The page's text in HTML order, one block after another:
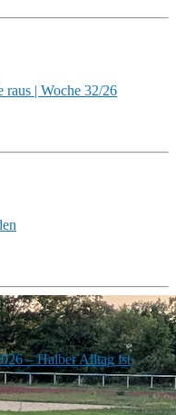
raus | Woche 32/26
– Halber Alltag ist